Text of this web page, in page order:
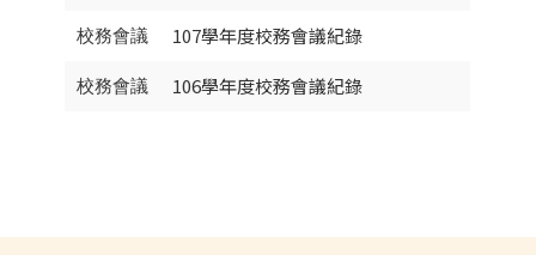
校務會議 107學年度校務會議紀錄
校務會議 106學年度校務會議紀錄